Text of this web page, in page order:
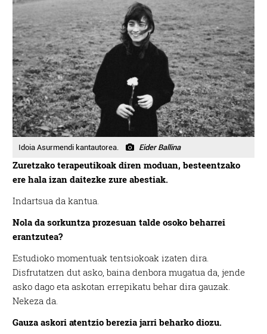
Idoia Asurmendi kantautorea. Eider Ballina
Zuretzako terapeutikoak diren moduan, besteentzako
ere hala izan daitezke zure abestiak.
Indartsua da kantua.
Nola da sorkuntza prozesuan talde osoko beharrei
erantzutea?
Estudioko momentuak tentsiokoak izaten dira.
Disfrutatzen dut asko, baina denbora mugatua da, jende
asko dago eta askotan errepikatu behar dira gauzak.
Nekeza da.
Gauza askori atentzio berezia jarri beharko diozu.